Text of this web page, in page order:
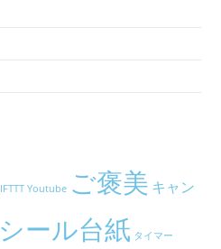
IFTTT Youtube ご褒美 キャン
シール台紙 タイマー